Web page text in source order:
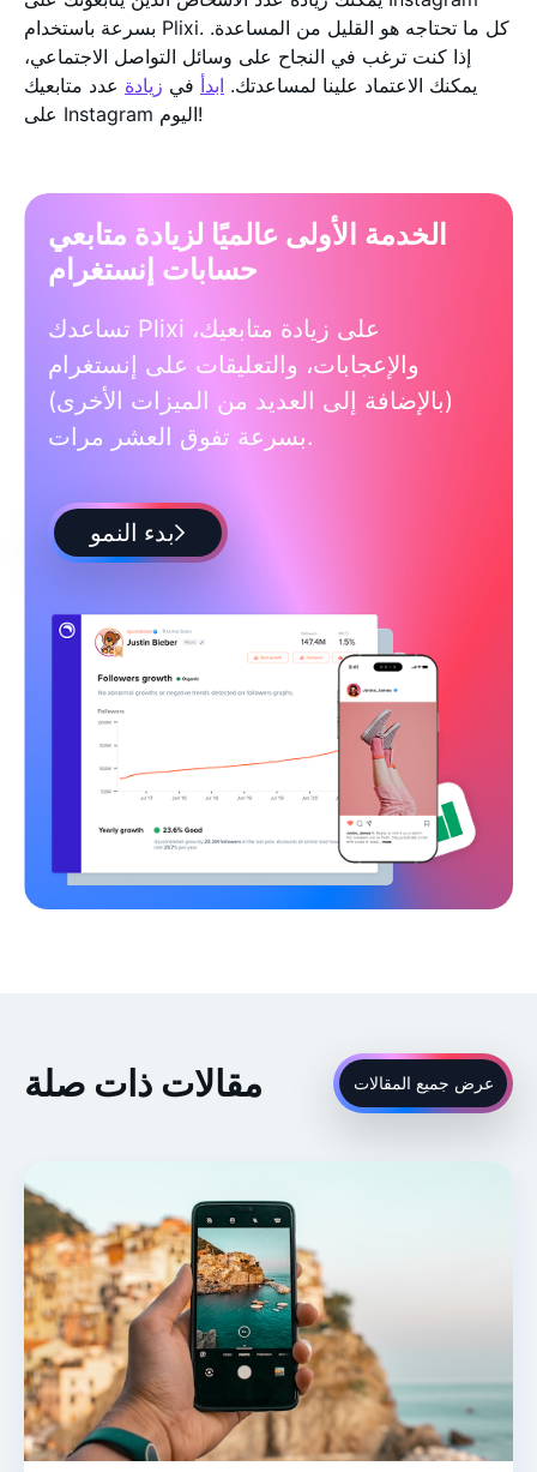
بسرعة باستخدام Plixi. كل ما تحتاجه هو القليل من المساعدة.
إذا كنت ترغب في النجاح على وسائل التواصل الاجتماعي،
يمكنك الاعتماد علينا لمساعدتك. ابدأ في زيادة عدد متابعيك
على Instagram اليوم!
الخدمة الأولى عالميًا لزيادة متابعي
حسابات إنستغرام
تساعدك Plixi على زيادة متابعيك،
والإعجابات، والتعليقات على إنستغرام
(بالإضافة إلى العديد من الميزات الأخرى)
بسرعة تفوق العشر مرات.
بدء النمو
مقالات ذات صلة عرض جميع المقالات